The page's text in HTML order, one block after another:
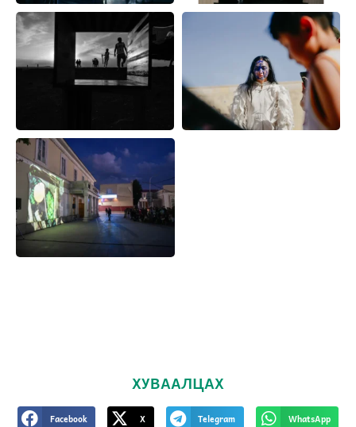
ХУВААЛЦАХ
Facebook X Telegram WhatsApp